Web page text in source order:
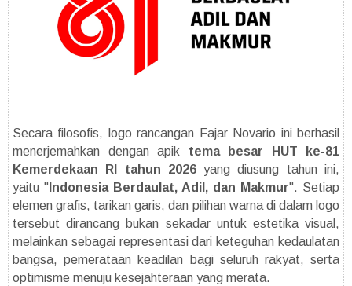
Secara filosofis, logo rancangan Fajar Novario ini berhasil
menerjemahkan dengan apik tema besar HUT ke-81
Kemerdekaan RI tahun 2026yang diusung tahun ini,
yaitu " Indonesia Berdaulat, Adil, dan Makmur". Setiap
elemen grafis, tarikan garis, dan pilihan warna di dalam logo
tersebut dirancang bukan sekadar untuk estetika visual,
melainkan sebagai representasi dari keteguhan kedaulatan
bangsa, pemerataan keadilan bagi seluruh rakyat, serta
optimisme menuju kesejahteraan yang merata.